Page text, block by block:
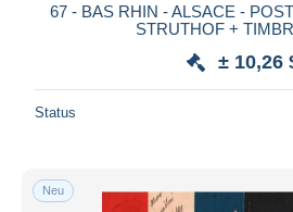
67 - BAS RHIN - ALSACE -
STRUTHOF +
± 10,26
Status
Neu